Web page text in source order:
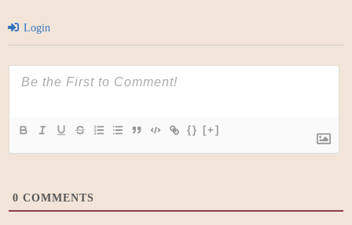
Login
{} [+]
0 COMMENTS